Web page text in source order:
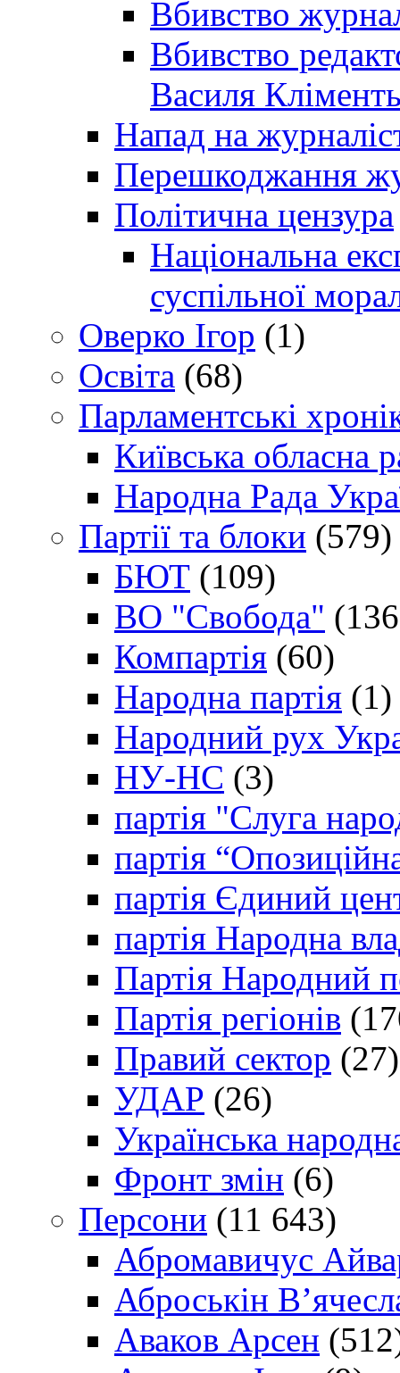
Вбивство
Вбивство
Василя
Напад на
Перешкоджання
Політична цензура
Національна
суспільної
Оверко Ігор (1)
Освіта (68)
Парламентські
Київська обласна
Народна Рада
Партії та блоки (579)
БЮТ (109)
ВО "Свобода"
Компартія (60)
Народна партія (1)
Народний рух
НУ-НС (3)
партія "Слуга
партія
партія Єдиний
партія Народна
Партія Народний
Партія регіонів
Правий сектор (27)
УДАР (26)
Українська
Фронт змін (6)
Персони (11 643)
Абромавичус
Аброськін
Аваков Арсен